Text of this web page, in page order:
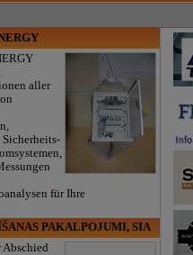
aller
für Ihre
PAKALPOJUMI, SIA